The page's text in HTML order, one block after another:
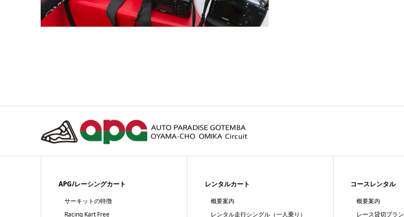
APG/レーシングカート
サーキットの特徴
Racing Kart Free
レンタルカート
概要案内
レンタル走行シングル（一人乗り）
コースレンタル
概要案内
レース貸切プラン